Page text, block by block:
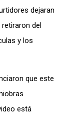
dejaran
retiraron del
s y los
que este
está